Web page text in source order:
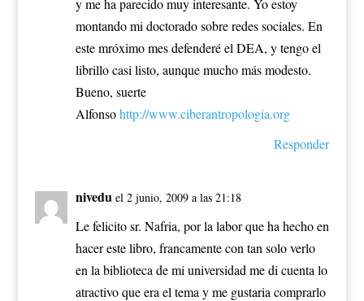
y me ha parecido muy interesante. Yo estoy
montando mi doctorado sobre redes sociales. En
este mróximo mes defenderé el DEA, y tengo el
librillo casi listo, aunque mucho más modesto.
Bueno, suerte
Alfonsohttp://www.ciberantropologia.org
Responder
nivedu el 2 junio, 2009 a las 21:18
Le felicito sr. Nafria, por la labor que ha hecho en
hacer este libro, francamente con tan solo verlo
en la biblioteca de mi universidad me di cuenta lo
atractivo que era el tema y me gustaria comprarlo